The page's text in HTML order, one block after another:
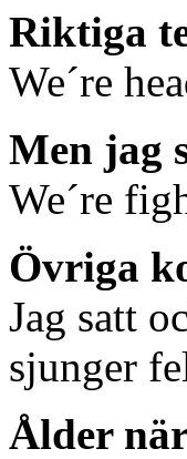
Riktiga
We´re
Men jag
We´re
Övriga
Jag satt
sjunger
Ålder